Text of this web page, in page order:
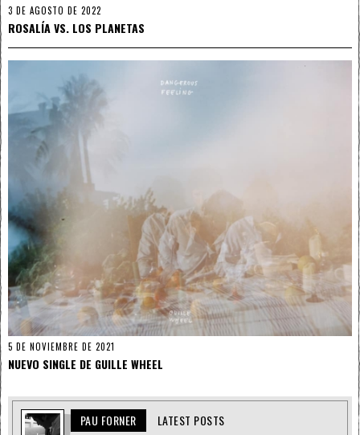
3 DE AGOSTO DE 2022
ROSALÍA VS. LOS PLANETAS
5 DE NOVIEMBRE DE 2021
NUEVO SINGLE DE GUILLE WHEEL
PAU FORNER LATEST POSTS